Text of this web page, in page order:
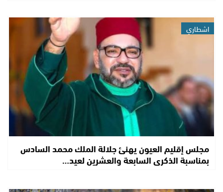
اشطاري
مجلس إقليم العيون يهنئ جلالة الملك محمد السادس
بمناسبة الذكرى السابعة والعشرين لعيد…